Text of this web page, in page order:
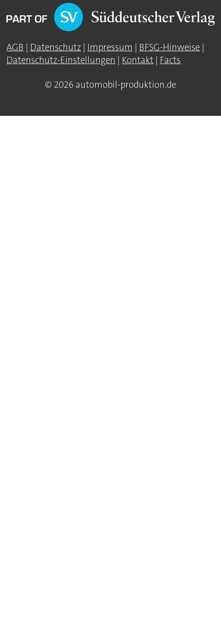
AGB | Datenschutz | Impressum | BFSG-Hinweise |
Datenschutz-Einstellungen | Kontakt | Facts
© 2026 automobil-produktion.de